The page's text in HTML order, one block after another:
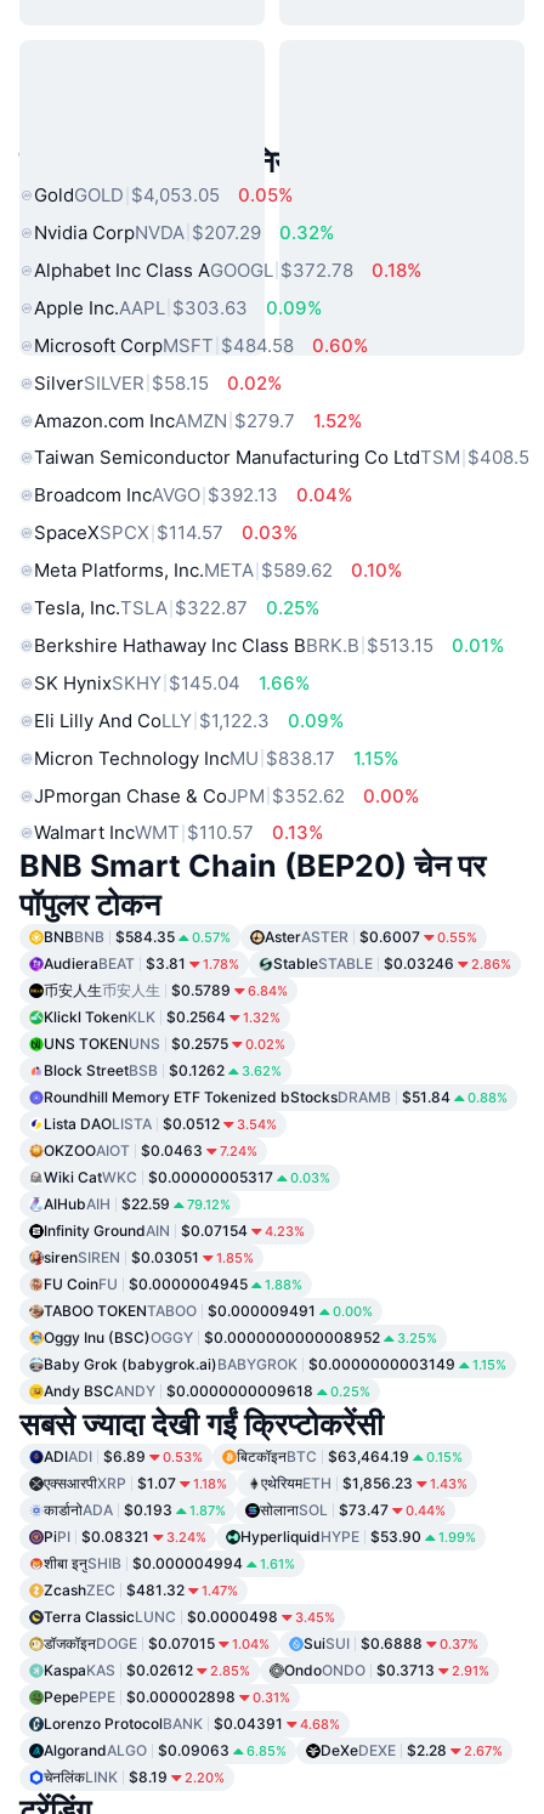
लोकप्रिय वास्तविक दुनिया की संपत्तियां
GoldGOLD $4,053.05
0.05%
Nvidia CorpNVDA $207.29
0.32%
Alphabet Inc Class AGOOGL $372.78
0.18%
Apple Inc.AAPL $303.63
0.09%
Microsoft CorpMSFT $484.58
0.60%
SilverSILVER $58.15
0.02%
Amazon.com IncAMZN $279.7
1.52%
Taiwan Semiconductor Manufacturing Co LtdTSM $408.5
Broadcom IncAVGO $392.13
0.04%
SpaceXSPCX $114.57
0.03%
Meta Platforms, Inc.META $589.62
0.10%
Tesla, Inc.TSLA $322.87
0.25%
Berkshire Hathaway Inc Class BBRK.B $513.15
0.01%
SK HynixSKHY $145.04
1.66%
Eli Lilly And CoLLY $1,122.3
0.09%
Micron Technology IncMU $838.17
1.15%
JPmorgan Chase & CoJPM $352.62
0.00%
Walmart IncWMT $110.57 0.13%
BNB Smart Chain (BEP20) चेन पर
पॉपुलर टोकन
BNBBNB $584.35 0.57% AsterASTER $0.6007 0.55%
AudieraBEAT $3.81 1.78% StableSTABLE $0.03246 2.86%
币安人生币安人生 $0.5789 6.84%
Klickl TokenKLK $0.2564 1.32%
UNS TOKENUNS $0.2575 0.02%
Block StreetBSB $0.1262 3.62%
Roundhill Memory ETF Tokenized bStocksDRAMB $51.84 0.88%
Lista DAOLISTA $0.0512 3.54%
OKZOOAIOT $0.0463 7.24%
Wiki CatWKC $0.00000005317 0.03%
AIHubAIH $22.59 79.12%
Infinity GroundAIN $0.07154 4.23%
sirenSIREN $0.03051 1.85%
FU CoinFU $0.0000004945 1.88%
TABOO TOKENTABOO $0.000009491 0.00%
Oggy Inu (BSC)OGGY $0.0000000000008952 3.25%
Baby Grok (babygrok.ai)BABYGROK $0.0000000003149 1.15%
Andy BSCANDY $0.0000000009618 0.25%
सबसे ज्यादा देखी गईं क्रिप्टोकरेंसी
ADIADI $6.89 0.53% बिटकॉइनBTC $63,464.19 0.15%
एक्सआरपीXRP $1.07 1.18% एथेरियमETH $1,856.23 1.43%
कार्डानोADA $0.193 1.87% सोलानाSOL $73.47 0.44%
PiPI $0.08321 3.24% HyperliquidHYPE $53.90 1.99%
शीबा इनुSHIB $0.000004994 1.61%
ZcashZEC $481.32 1.47%
Terra ClassicLUNC $0.0000498 3.45%
डॉजकॉइनDOGE $0.07015 1.04% SuiSUI $0.6888 0.37%
KaspaKAS $0.02612 2.85% OndoONDO $0.3713 2.91%
PepePEPE $0.000002898 0.31%
Lorenzo ProtocolBANK $0.04391 4.68%
AlgorandALGO $0.09063 6.85% DeXeDEXE $2.28 2.67%
चेनलिंकLINK $8.19 2.20%